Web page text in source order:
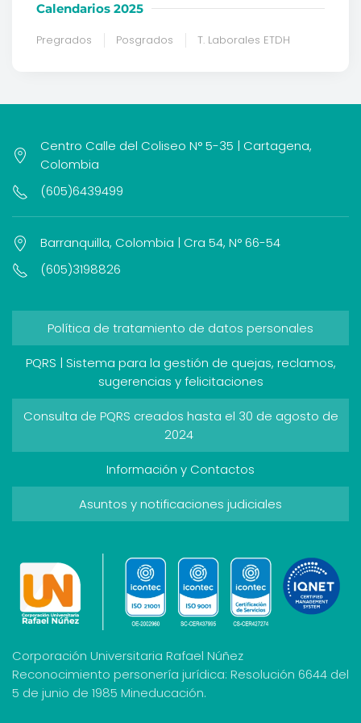
Calendarios 2025
Pregrados Posgrados T. Laborales ETDH
Centro Calle del Coliseo N° 5-35 | Cartagena,
Colombia
(605)6439499
Barranquilla, Colombia | Cra 54, N° 66-54
(605)3198826
Política de tratamiento de datos personales
PQRS | Sistema para la gestión de quejas, reclamos,
sugerencias y felicitaciones
Consulta de PQRS creados hasta el 30 de agosto de
2024
Información y Contactos
Asuntos y notificaciones judiciales
Corporación Universitaria Rafael Núñez
Reconocimiento personería jurídica: Resolución 6644 del
5 de junio de 1985 Mineducación.